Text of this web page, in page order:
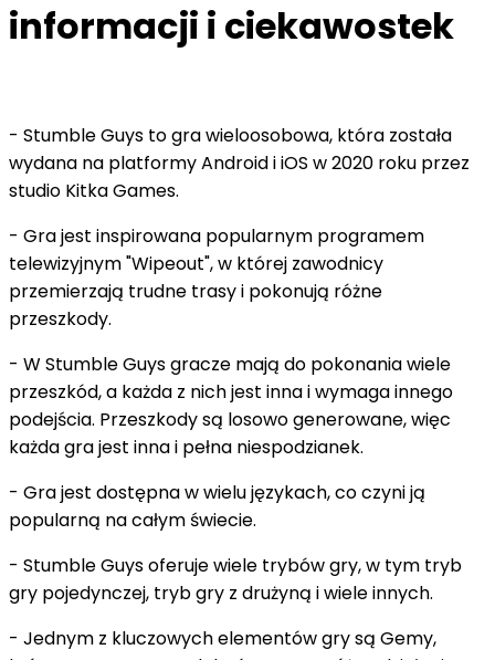
informacji i ciekawostek
- Stumble Guys to gra wieloosobowa, która została
wydana na platformy Android i iOS w 2020 roku przez
studio Kitka Games.
- Gra jest inspirowana popularnym programem
telewizyjnym "Wipeout", w której zawodnicy
przemierzają trudne trasy i pokonują różne
przeszkody.
- W Stumble Guys gracze mają do pokonania wiele
przeszkód, a każda z nich jest inna i wymaga innego
podejścia. Przeszkody są losowo generowane, więc
każda gra jest inna i pełna niespodzianek.
- Gra jest dostępna w wielu językach, co czyni ją
popularną na całym świecie.
- Stumble Guys oferuje wiele trybów gry, w tym tryb
gry pojedynczej, tryb gry z drużyną i wiele innych.
- Jednym z kluczowych elementów gry są Gemy,